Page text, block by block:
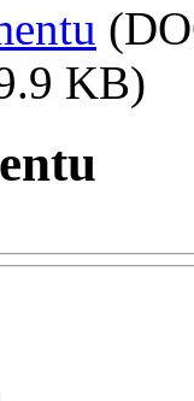
KB)